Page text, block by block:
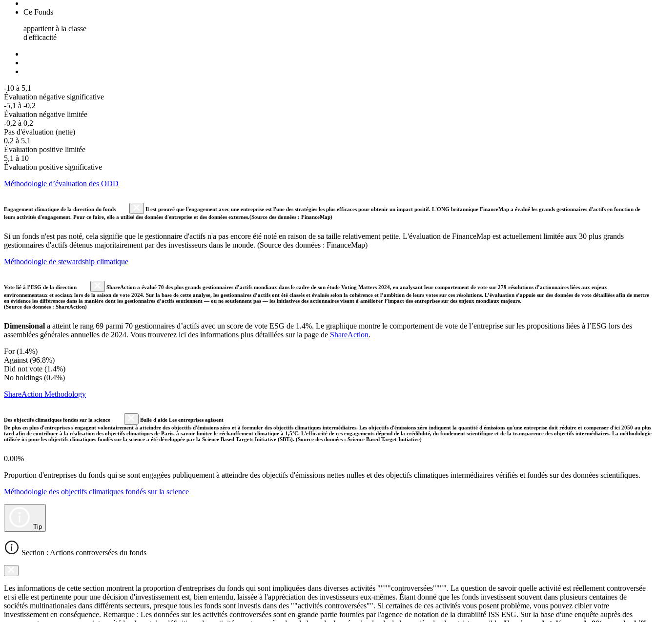
Ce Fonds
appartient à la classe
d'efficacité
-10 à 5,1
Évaluation négative significative
-5,1 à -0,2
Évaluation négative limitée
-0,2 à 0,2
Pas d'évaluation (nette)
0,2 à 5,1
Évaluation positive limitée
5,1 à 10
Évaluation positive significative
Méthodologie d’évaluation des ODD
Engagement climatique de la direction du fonds
Il est prouvé que l'engagement avec une entreprise est l'une des stratégies les plus efficaces pour obtenir un impact positif. L'ONG britannique FinanceMap a évalué les grands gestionnaires d'actifs en fonction de
leurs activités d'engagement. Pour ce faire, elle a utilisé des données d'entreprise et des données externes.(Source des données : FinanceMap)
Si un fonds n'est pas noté, cela signifie que le gestionnaire d'actifs n'a pas encore été noté en raison de sa taille relativement petite. L'évaluation de FinanceMap est actuellement limitée aux 30 plus grands
gestionnaires d'actifs détenus majoritairement par des investisseurs dans le monde. (Source des données : FinanceMap)
Méthodologie de stewardship climatique
Vote lié à l’ESG de la direction
ShareAction a évalué 70 des plus grands gestionnaires d’actifs mondiaux dans le cadre de son étude Voting Matters 2024, en analysant leur comportement de vote sur 279 résolutions d’actionnaires liées aux enjeux
environnementaux et sociaux lors de la saison de vote 2024. Sur la base de cette analyse, les gestionnaires d’actifs ont été classés et évalués selon la cohérence et l’ambition de leurs votes sur ces résolutions. L’évaluation s’appuie sur des données de vote détaillées afin de mettre
en évidence les différences dans la manière dont les gestionnaires d’actifs soutiennent — ou ne soutiennent pas — les initiatives des actionnaires visant à améliorer l’impact des entreprises sur des enjeux mondiaux majeurs.
(Source des données : ShareAction)
Dimensional a atteint le rang 69 parmi 70 gestionnaires d’actifs avec un score de vote ESG de 1.4%. Le graphique montre le comportement de vote de l’entreprise sur les propositions liées à l’ESG lors des
assemblées générales annuelles de 2024. Vous trouverez ici des informations plus détaillées sur la page de ShareAction.
For (1.4%)
Against (96.8%)
Did not vote (1.4%)
No holdings (0.4%)
ShareAction Methodology
Des objectifs climatiques fondés sur la science
Bulle d'aide Les entreprises agissent
De plus en plus d'entreprises s'engagent volontairement à atteindre des objectifs d'émissions zéro et à formuler des objectifs climatiques intermédiaires. Les objectifs d'émissions zéro indiquent la quantité d'émissions qu'une entreprise doit réduire et compenser d'ici 2050 au plus
tard afin de contribuer à la réalisation des objectifs climatiques de Paris, à savoir limiter le réchauffement climatique à 1,5°C. L'efficacité de ces engagements dépend de la crédibilité, du fondement scientifique et de la transparence des objectifs intermédiaires. La méthodologie
utilisée ici pour les objectifs climatiques fondés sur la science a été développée par la Science Based Targets Initiative (SBTi). (Source des données : Science Based Target Initiative)
0.00%
Proportion d'entreprises du fonds qui se sont engagées publiquement à atteindre des objectifs d'émissions nettes nulles et des objectifs climatiques intermédiaires vérifiés et fondés sur des données scientifiques.
Méthodologie des objectifs climatiques fondés sur la science
Tip
Section : Actions controversées du fonds
Les informations de cette section montrent la proportion d'entreprises du fonds qui sont impliquées dans diverses activités """"controversées"""". La question de savoir quelle activité est réellement controversée
et si elle est pertinente pour une décision d'investissement est, bien entendu, laissée à l'appréciation des investisseurs eux-mêmes. Étant donné que les fonds investissent souvent dans plusieurs centaines de
sociétés multinationales dans différents secteurs, presque tous les fonds sont investis dans des ""activités controversées"". Si certaines de ces activités vous posent problème, vous pouvez cibler votre
investissement en conséquence. Remarque : Les données sur les activités controversées sont en grande partie fournies par l'agence de notation de la durabilité ISS ESG. Sur la base d'une enquête auprès des